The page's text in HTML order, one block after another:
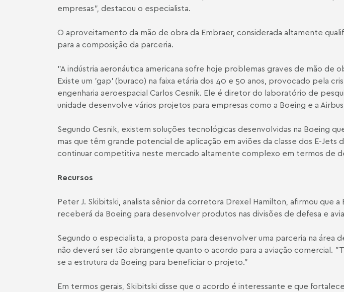
empresas", destacou o especialista.
O aproveitamento da mão de obra da Embraer, considerada altamente
para a composição da parceria.
"A indústria aeronáutica americana sofre hoje problemas graves de mão de
Existe um 'gap' (buraco) na faixa etária dos 40 e 50 anos, provocado pela
engenharia aeroespacial Carlos Cesnik. Ele é diretor do laboratório de
unidade desenvolve vários projetos para empresas como a Boeing e a
Segundo Cesnik, existem soluções tecnológicas desenvolvidas na Boeing
mas que têm grande potencial de aplicação em aviões da classe dos E-
continuar competitiva neste mercado altamente complexo em termos de
Recursos
Peter J. Skibitski, analista sênior da corretora Drexel Hamilton, afirmou que
receberá da Boeing para desenvolver produtos nas divisões de defesa e
Segundo o especialista, a proposta para desenvolver uma parceria na área
não deverá ser tão abrangente quanto o acordo para a aviação comercial.
se a estrutura da Boeing para beneficiar o projeto."
Em termos gerais, Skibitski disse que o acordo é interessante e que